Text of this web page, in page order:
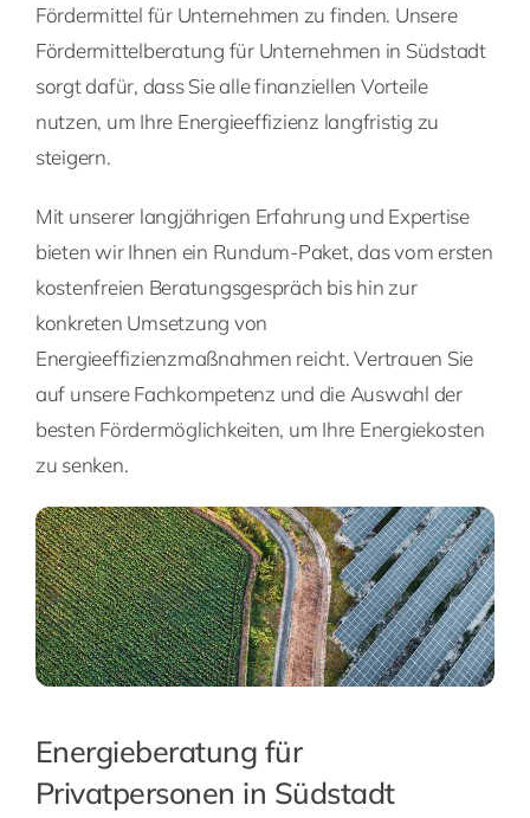
Fördermittel für Unternehmen zu finden. Unsere
Fördermittelberatung für Unternehmen in Südstadt
sorgt dafür, dass Sie alle finanziellen Vorteile
nutzen, um Ihre Energieeffizienz langfristig zu
steigern.
Mit unserer langjährigen Erfahrung und Expertise
bieten wir Ihnen ein Rundum-Paket, das vom ersten
kostenfreien Beratungsgespräch bis hin zur
konkreten Umsetzung von
Energieeffizienzmaßnahmen reicht. Vertrauen Sie
auf unsere Fachkompetenz und die Auswahl der
besten Fördermöglichkeiten, um Ihre Energiekosten
zu senken.
Energieberatung für
Privatpersonen in Südstadt